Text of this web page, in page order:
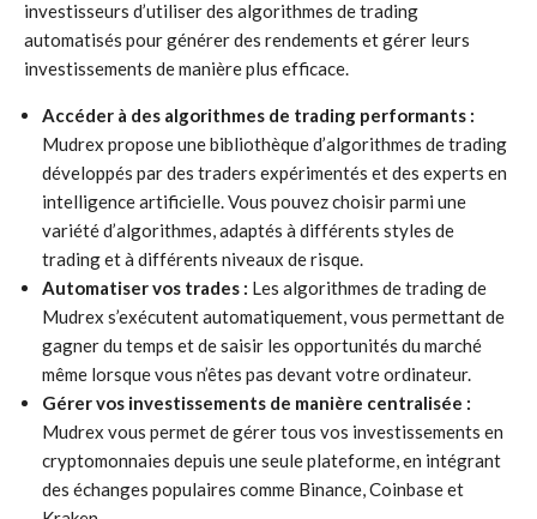
investisseurs d’utiliser des algorithmes de trading
automatisés pour générer des rendements et gérer leurs
investissements de manière plus efficace.
Accéder à des algorithmes de trading performants :
Mudrex propose une bibliothèque d’algorithmes de trading
développés par des traders expérimentés et des experts en
intelligence artificielle. Vous pouvez choisir parmi une
variété d’algorithmes, adaptés à différents styles de
trading et à différents niveaux de risque.
Automatiser vos trades : Les algorithmes de trading de
Mudrex s’exécutent automatiquement, vous permettant de
gagner du temps et de saisir les opportunités du marché
même lorsque vous n’êtes pas devant votre ordinateur.
Gérer vos investissements de manière centralisée :
Mudrex vous permet de gérer tous vos investissements en
cryptomonnaies depuis une seule plateforme, en intégrant
des échanges populaires comme Binance, Coinbase et